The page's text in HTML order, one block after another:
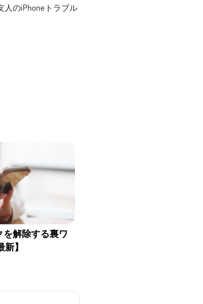
人のiPhoneトラブル
を解除する裏ワ
】